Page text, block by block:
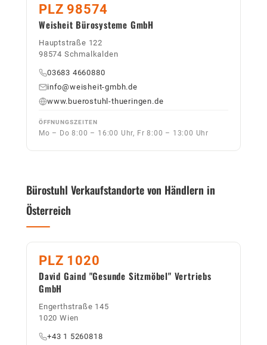
PLZ 98574
Weisheit Bürosysteme GmbH
Hauptstraße 122
98574 Schmalkalden
03683 4660880
info@weisheit-gmbh.de
www.buerostuhl-thueringen.de
ÖFFNUNGSZEITEN
Mo – Do 8:00 – 16:00 Uhr, Fr 8:00 – 13:00 Uhr
Bürostuhl Verkaufstandorte von Händlern in
Österreich
PLZ 1020
David Gaind "Gesunde Sitzmöbel" Vertriebs
GmbH
Engerthstraße 145
1020 Wien
+43 1 5260818